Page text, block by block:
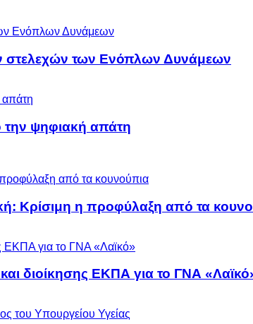
στελεχών των Ενόπλων Δυνάμεων
ψηφιακή απάτη
Κρίσιμη η προφύλαξη από τα
διοίκησης ΕΚΠΑ για το ΓΝΑ